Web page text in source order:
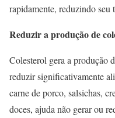
rapidamente, reduzindo
Reduzir a produção de
Colesterol gera a produção
reduzir significativamente
carne de porco, salsichas,
doces, ajuda não gerar ou